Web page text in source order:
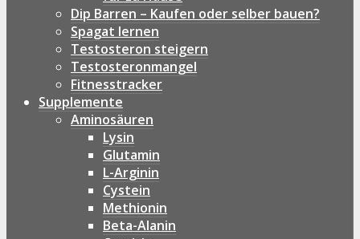
Dip Barren – Kaufen oder selber bauen?
Spagat lernen
Testosteron steigern
Testosteronmangel
Fitnesstracker
Supplemente
Aminosäuren
Lysin
Glutamin
L-Arginin
Cystein
Methionin
Beta-Alanin